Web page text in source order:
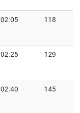
02:05 118
02:25 129
02:40 145